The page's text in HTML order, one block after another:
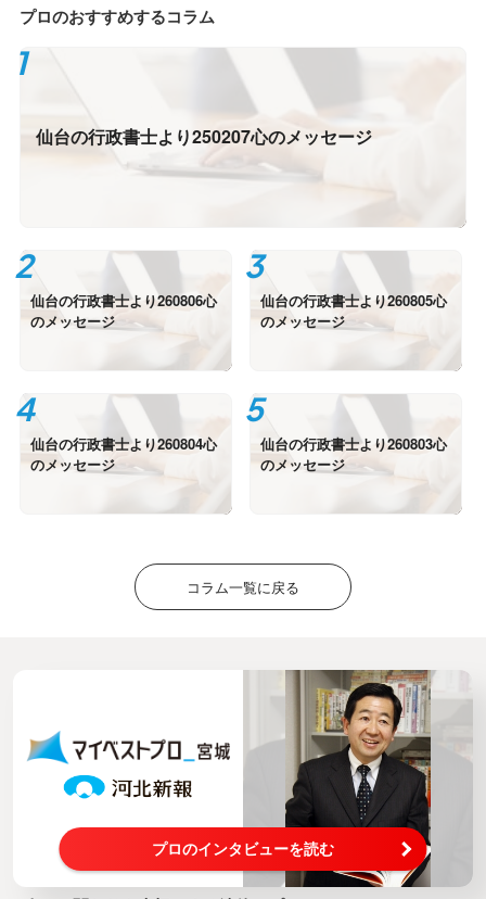
プロのおすすめするコラム
仙台の行政書士より250207心のメッセージ
仙台の行政書士より260806心
のメッセージ
仙台の行政書士より260805心
のメッセージ
仙台の行政書士より260804心
のメッセージ
仙台の行政書士より260803心
のメッセージ
コラム一覧に戻る
プロのインタビューを読む